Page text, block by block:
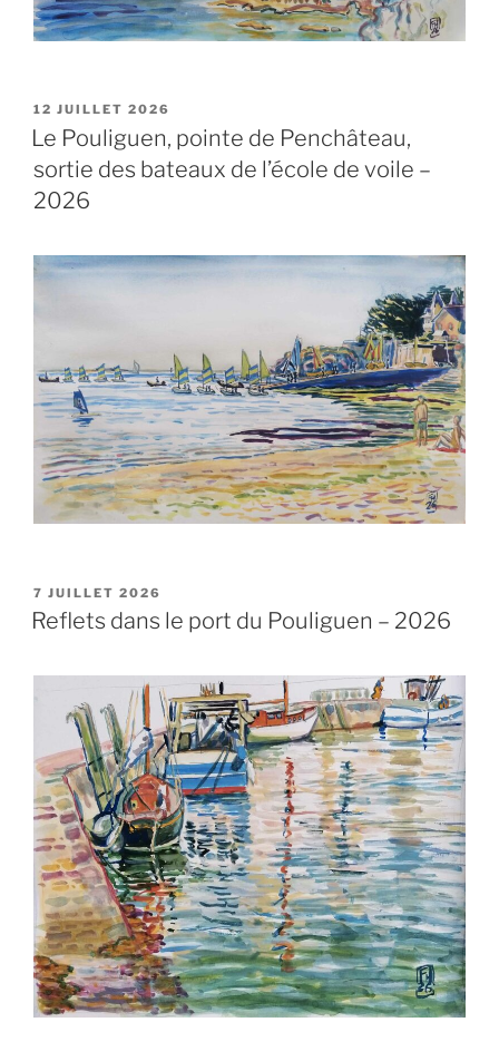
PUBLIÉ
LE
12 JUILLET 2026
Le Pouliguen, pointe de Penchâteau,
sortie des bateaux de l’école de voile –
2026
PUBLIÉ
LE
7 JUILLET 2026
Reflets dans le port du Pouliguen – 2026